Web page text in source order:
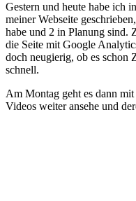
Gestern und heute habe ich
meiner Webseite
habe und 2 in Planung sind.
die Seite mit Google
doch neugierig, ob es schon
schnell.
Am Montag geht es dann
Videos weiter ansehe und